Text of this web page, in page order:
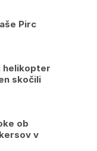
Pirc
helikopter
skočili
ob
v